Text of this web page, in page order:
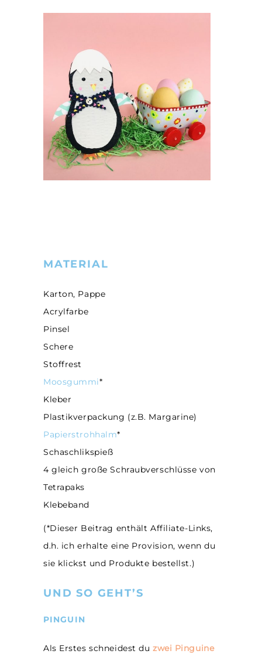
MATERIAL
Karton, Pappe
Acrylfarbe
Pinsel
Schere
Stoffrest
Moosgummi*
Kleber
Plastikverpackung (z.B. Margarine)
Papierstrohhalm*
Schaschlikspieß
4 gleich große Schraubverschlüsse von
Tetrapaks
Klebeband
(*Dieser Beitrag enthält Affiliate-Links,
d.h. ich erhalte eine Provision, wenn du
sie klickst und Produkte bestellst.)
UND SO GEHT’S
PINGUIN
Als Erstes schneidest du zwei Pinguine